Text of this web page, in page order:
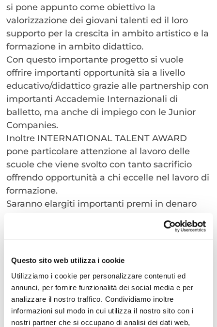
Questo sito web utilizza i cookie
Utilizziamo i cookie per personalizzare contenuti ed
annunci, per fornire funzionalità dei social media e per
analizzare il nostro traffico. Condividiamo inoltre
informazioni sul modo in cui utilizza il nostro sito con i
nostri partner che si occupano di analisi dei dati web,
si pone appunto come obiettivo la
valorizzazione dei giovani talenti ed il loro
supporto per la crescita in ambito artistico e la
formazione in ambito didattico.
Con questo importante progetto si vuole
offrire importanti opportunità sia a livello
educativo/didattico grazie alle partnership con
importanti Accademie Internazionali di
balletto, ma anche di impiego con le Junior
Companies.
Inoltre INTERNATIONAL TALENT AWARD
pone particolare attenzione al lavoro delle
scuole che viene svolto con tanto sacrificio
offrendo opportunità a chi eccelle nel lavoro di
formazione.
Saranno elargiti importanti premi in denaro
specificatamente per un percorso formativo
scelto dal candidato per una reale evoluzione
dello studio e/o carriera dello studente.
Lemaster classessaranno aperte a tutti i
competitori e anche a chi non parteciperà alle
competizioni/audizioni, previo pagamento di
una quota di iscrizione e disponibilità dei